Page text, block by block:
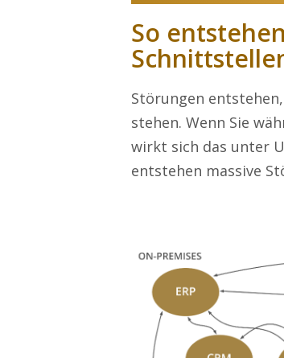
So
Störungen
stehen. Wenn Sie
wirkt sich das unter
entstehen massive